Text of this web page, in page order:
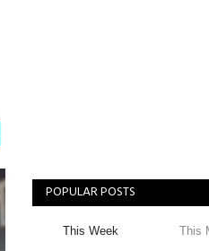
POPULAR POSTS
This Week This